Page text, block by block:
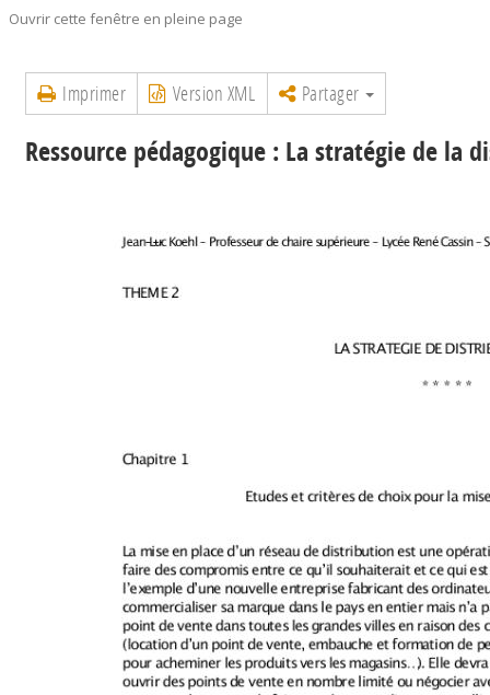
Ouvrir cette fenêtre en pleine page
Imprimer Version XML Partager
Ressource pédagogique : La stratégie de la